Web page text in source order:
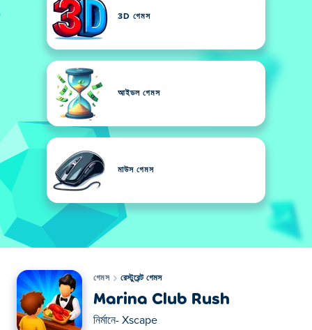
3D গেমস
আইডল গেমস
মাউস গেমস
গেমস রেস্টুরেন্ট গেমস
Marina Club Rush
নির্মানে- Xscape